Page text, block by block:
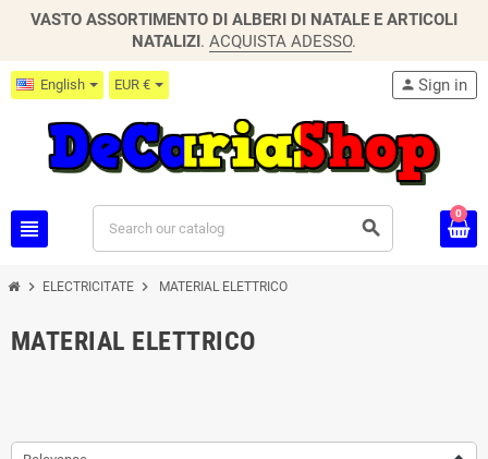
VASTO ASSORTIMENTO DI ALBERI DI NATALE E ARTICOLI
NATALIZI. ACQUISTA ADESSO.
English EUR €
view_headline search
person Sign in
0
chevron_right ELECTRICITATE chevron_right MATERIAL ELETTRICO
MATERIAL ELETTRICO